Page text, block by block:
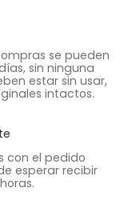
se pueden
sin ninguna
estar sin usar,
intactos.
con el pedido
esperar recibir